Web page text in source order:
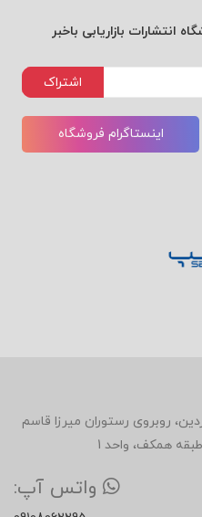
بازاریابی باخبر
اشتراک
اینستاگرام فروشگاه
ابتدای خیابان 12 فروردین، روبروی رستوران میرزا قاسم
همکف، واحد 1
واتس آپ: